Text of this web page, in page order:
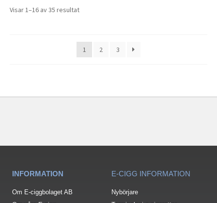
Visar 1–16 av 35 resultat
1 2 3
INFORMATION
Om E-ciggbolaget AB
E-CIGG INFORMATION
Nybörjare